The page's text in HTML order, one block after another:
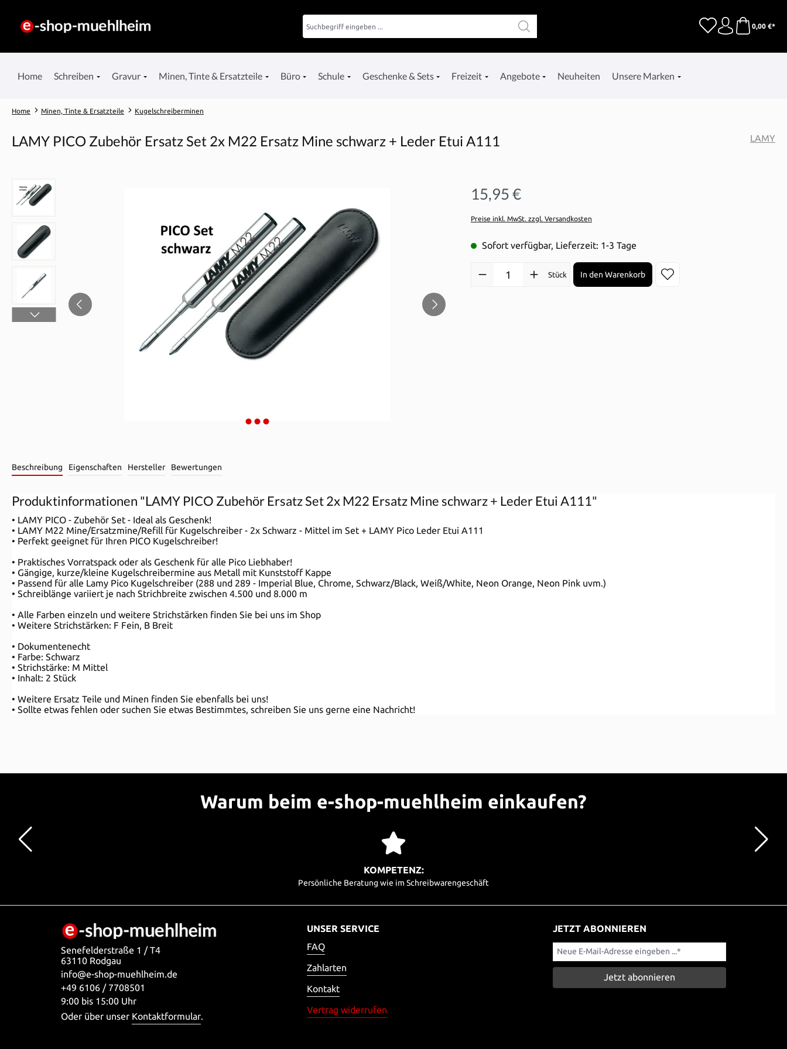
0,00 €*
Home Schreiben Gravur Minen, Tinte & Ersatzteile Büro Schule Geschenke & Sets Freizeit Angebote Neuheiten Unsere Marken
Home Minen, Tinte & Ersatzteile Kugelschreiberminen
LAMY PICO Zubehör Ersatz Set 2x M22 Ersatz Mine schwarz + Leder Etui A111 LAMY
Bildergalerie überspringen
15,95 €
Preise inkl. MwSt. zzgl. Versandkosten
Sofort verfügbar, Lieferzeit: 1-3 Tage
Produkt Anzahl: Gib den gewünschten Wert ein oder benutze die
Stück In den Warenkorb
Beschreibung Eigenschaften Hersteller Bewertungen
Produktinformationen "LAMY PICO Zubehör Ersatz Set 2x M22 Ersatz Mine schwarz + Leder Etui A111"
• LAMY PICO - Zubehör Set - Ideal als Geschenk!
• LAMY M22 Mine/Ersatzmine/Refill für Kugelschreiber - 2x Schwarz - Mittel im Set + LAMY Pico Leder Etui A111
• Perfekt geeignet für Ihren PICO Kugelschreiber!
• Praktisches Vorratspack oder als Geschenk für alle Pico Liebhaber!
• Gängige, kurze/kleine Kugelschreibermine aus Metall mit Kunststoff Kappe
• Passend für alle Lamy Pico Kugelschreiber (288 und 289 - Imperial Blue, Chrome, Schwarz/Black, Weiß/White, Neon Orange, Neon Pink uvm.)
• Schreiblänge variiert je nach Strichbreite zwischen 4.500 und 8.000 m
• Alle Farben einzeln und weitere Strichstärken finden Sie bei uns im Shop
• Weitere Strichstärken: F Fein, B Breit
• Dokumentenecht
• Farbe: Schwarz
• Strichstärke: M Mittel
• Inhalt: 2 Stück
• Weitere Ersatz Teile und Minen finden Sie ebenfalls bei uns!
• Sollte etwas fehlen oder suchen Sie etwas Bestimmtes, schreiben Sie uns gerne eine Nachricht!
Warum beim e-shop-muehlheim einkaufen?
KOMPETENZ:
Persönliche Beratung wie im Schreibwarengeschäft
Senefelderstraße 1 / T4
63110 Rodgau
info@e-shop-muehlheim.de
+49 6106 / 7708501
9:00 bis 15:00 Uhr
Oder über unser Kontaktformular.
UNSER SERVICE
FAQ
Zahlarten
Kontakt
Vertrag widerrufen
JETZT ABONNIEREN
Jetzt abonnieren